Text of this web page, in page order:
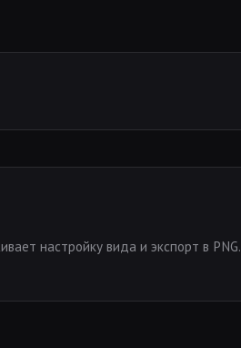
настройку вида и экспорт в PNG.